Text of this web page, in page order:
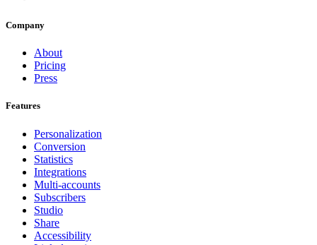
Company
About
Pricing
Press
Features
Personalization
Conversion
Statistics
Integrations
Multi-accounts
Subscribers
Studio
Share
Accessibility